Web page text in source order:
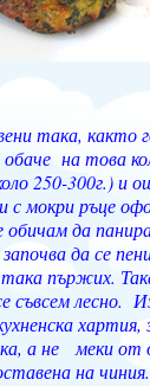
така, както
на това
250-300г.) и
мокри ръце
да
да се
пържих.
съвсем лесно.
а не меки от
на чиния.